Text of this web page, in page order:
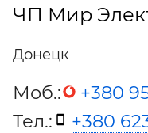
ЧП Мир
Донецк
Моб.:
+380
Тел.:
+380